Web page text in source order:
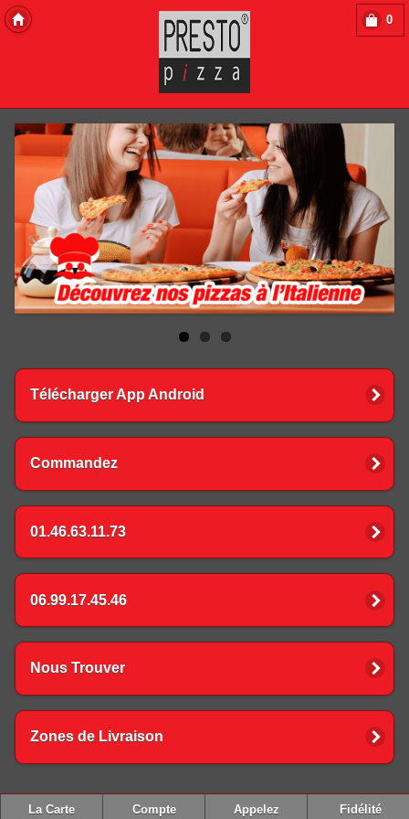
0
Télécharger App Android
Commandez
01.46.63.11.73
06.99.17.45.46
Nous Trouver
Zones de Livraison
La Carte Compte Appelez Fidélité
Copyright 2013 Des-Click Com